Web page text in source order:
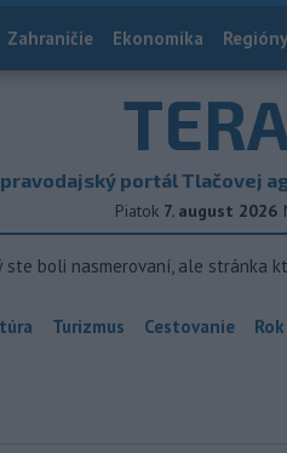
Zahraničie Ekonomika Regióny
portál Tlačovej
Piatok 7. august 2026
ste boli nasmerovaní, ale stránka
Turizmus Cestovanie